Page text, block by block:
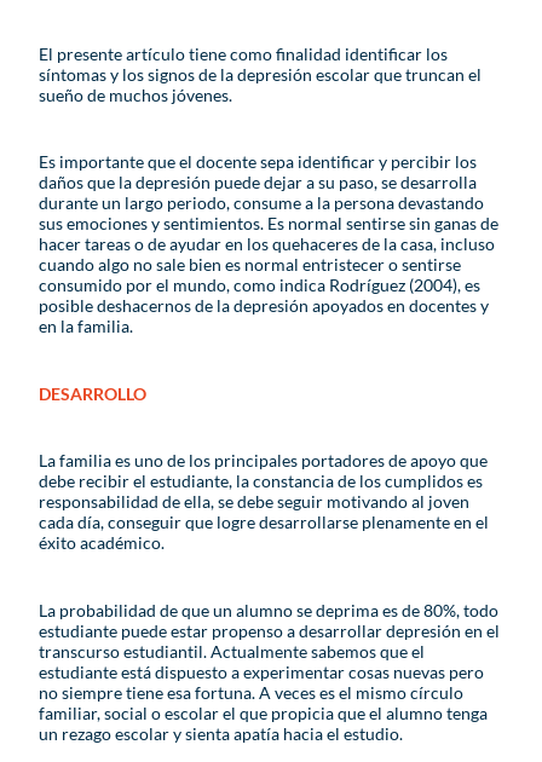
El presente artículo tiene como finalidad identificar los
síntomas y los signos de la depresión escolar que truncan el
sueño de muchos jóvenes.
Es importante que el docente sepa identificar y percibir los
daños que la depresión puede dejar a su paso, se desarrolla
durante un largo periodo, consume a la persona devastando
sus emociones y sentimientos. Es normal sentirse sin ganas de
hacer tareas o de ayudar en los quehaceres de la casa, incluso
cuando algo no sale bien es normal entristecer o sentirse
consumido por el mundo, como indica Rodríguez (2004), es
posible deshacernos de la depresión apoyados en docentes y
en la familia.
DESARROLLO
La familia es uno de los principales portadores de apoyo que
debe recibir el estudiante, la constancia de los cumplidos es
responsabilidad de ella, se debe seguir motivando al joven
cada día, conseguir que logre desarrollarse plenamente en el
éxito académico.
La probabilidad de que un alumno se deprima es de 80%, todo
estudiante puede estar propenso a desarrollar depresión en el
transcurso estudiantil. Actualmente sabemos que el
estudiante está dispuesto a experimentar cosas nuevas pero
no siempre tiene esa fortuna. A veces es el mismo círculo
familiar, social o escolar el que propicia que el alumno tenga
un rezago escolar y sienta apatía hacia el estudio.